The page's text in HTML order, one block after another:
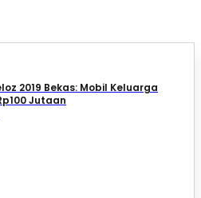
2019 Bekas: Mobil Keluarga
Jutaan